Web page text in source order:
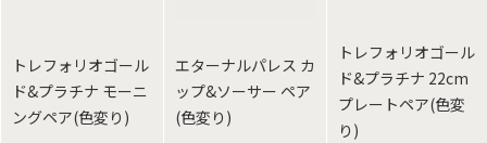
トレフォリオゴール
ド&プラチナ モーニ
ングペア(色変り)
エターナルパレス カ
ップ&ソーサー ペア
(色変り)
トレフォリオゴール
ド&プラチナ 22cm
プレートペア(色変
り)